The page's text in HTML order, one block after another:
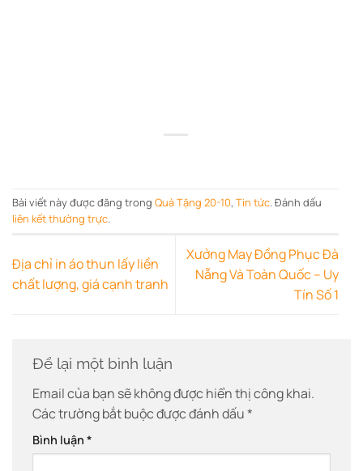
Bài viết này được đăng trong Quà Tặng 20-10, Tin tức. Đánh dấu
liên kết thường trực.
Địa chỉ in áo thun lấy liền
chất lượng, giá cạnh tranh
Xưởng May Đồng Phục Đà
Nẵng Và Toàn Quốc – Uy
Tín Số 1
Để lại một bình luận
Email của bạn sẽ không được hiển thị công khai.
Các trường bắt buộc được đánh dấu*
Bình luận *